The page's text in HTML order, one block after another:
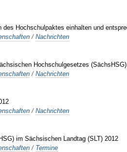
Hochschulpaktes einhalten und
/Nachrichten
Hochschulgesetzes
/Nachrichten
/Nachrichten
im Sächsischen Landtag (SLT) 2012
/ Termine